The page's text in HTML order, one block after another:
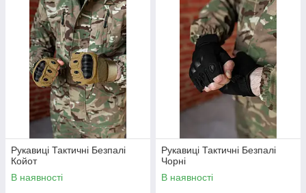
Рукавиці Тактичні Безпалі
Койот
В наявності
Рукавиці Тактичні Безпалі
Чорні
В наявності